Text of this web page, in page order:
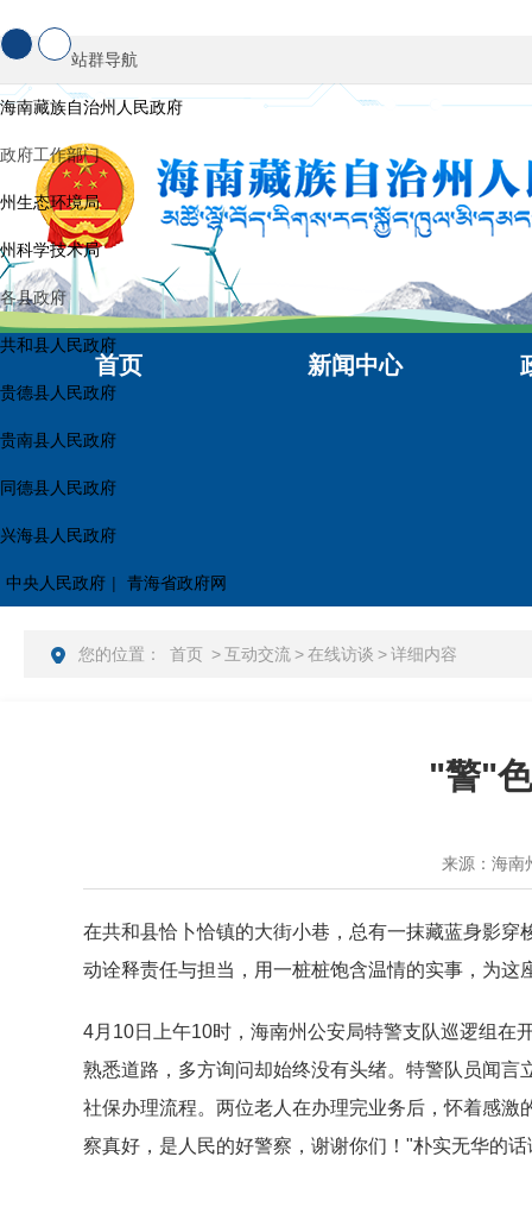
站群导航
海南藏族自治州人民政府
政府工作部门
州生态环境局
州科学技术局
各县政府
共和县人民政府
贵德县人民政府
贵南县人民政府
同德县人民政府
兴海县人民政府
中央人民政府 | 青海省政府网
首页 新闻中心
您的位置： 首页 >互动交流>在线访谈 >详细内容
"警"
来源：海南
在共和县恰卜恰镇的大街小巷，总有一抹藏蓝身影
动诠释责任与担当，用一桩桩饱含温情的实事，为这
4月10日上午10时，海南州公安局特警支队巡逻组在
熟悉道路，多方询问却始终没有头绪。特警队员闻
社保办理流程。两位老人在办理完业务后，怀着感
察真好，是人民的好警察，谢谢你们！"朴实无华的